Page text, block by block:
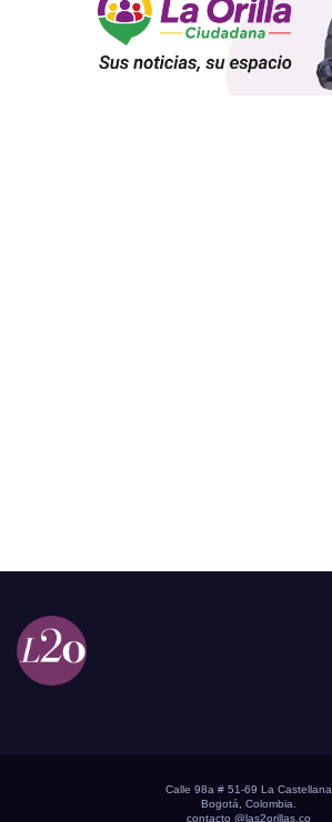
Calle 98a # 51-69 La Castellana
Bogotá, Colombia.
contacto @las2orillas.co